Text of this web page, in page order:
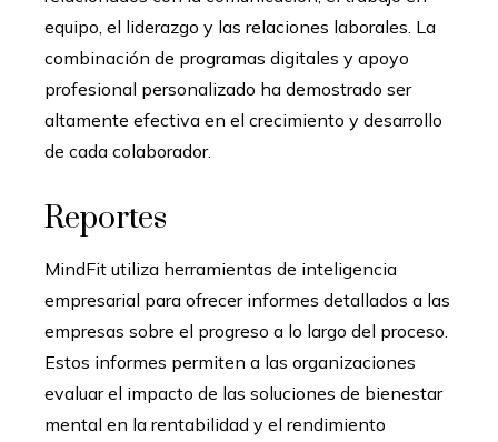
equipo, el liderazgo y las relaciones laborales. La
combinación de programas digitales y apoyo
profesional personalizado ha demostrado ser
altamente efectiva en el crecimiento y desarrollo
de cada colaborador.
Reportes
MindFit utiliza herramientas de inteligencia
empresarial para ofrecer informes detallados a las
empresas sobre el progreso a lo largo del proceso.
Estos informes permiten a las organizaciones
evaluar el impacto de las soluciones de bienestar
mental en la rentabilidad y el rendimiento